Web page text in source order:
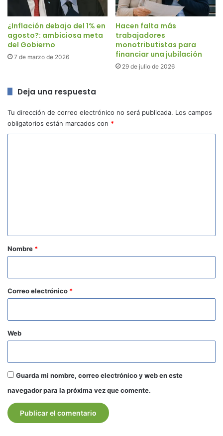
¿Inflación debajo del 1% en
agosto?: ambiciosa meta
del Gobierno
7 de marzo de 2026
Hacen falta más
trabajadores
monotributistas para
financiar una jubilación
29 de julio de 2026
Deja una respuesta
Tu dirección de correo electrónico no será publicada. Los campos
obligatorios están marcados con *
r
*
Nombre *
Correo electrónico *
Web
Guarda mi nombre, correo electrónico y web en este
navegador para la próxima vez que comente.